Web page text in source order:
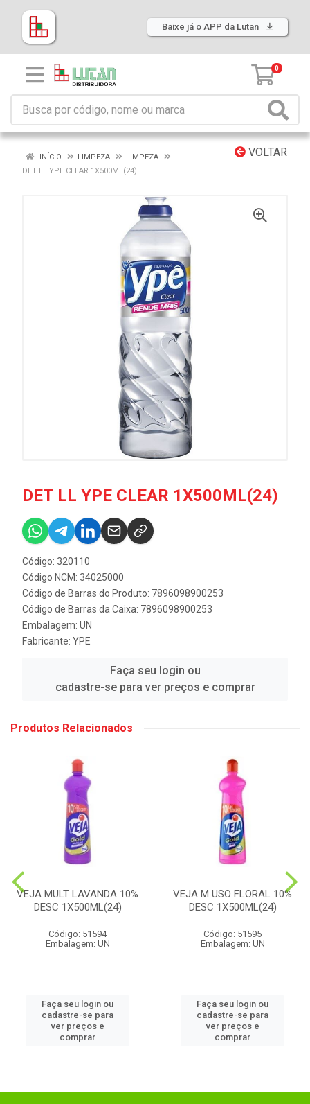
Baixe já o APP da Lutan
0
VOLTAR
INÍCIO LIMPEZA
LIMPEZA
DET LL YPE CLEAR 1X500ML(24)
DET LL YPE CLEAR 1X500ML(24)
Código: 320110
Código NCM: 34025000
Código de Barras do Produto: 7896098900253
Código de Barras da Caixa: 7896098900253
Embalagem: UN
Fabricante: YPE
Faça seu login ou
cadastre-se para ver preços e comprar
Produtos Relacionados
VEJA MULT LAVANDA 10%
DESC 1X500ML(24)
Código: 51594
Embalagem: UN
Faça seu login ou
cadastre-se para
ver preços e
comprar
VEJA M USO FLORAL 10%
DESC 1X500ML(24)
Código: 51595
Embalagem: UN
Faça seu login ou
cadastre-se para
ver preços e
comprar